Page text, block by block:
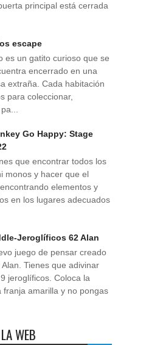
principal está cerrada
escape
es un gatito curioso que se
encerrado en una
extraña. Cada habitación
para coleccionar,
Go Happy: Stage
que encontrar todos los
monos y hacer que el
elementos y
en los lugares adecuados
Jeroglíficos 62 Alan
juego de pensar creado
Alan. Tienes que adivinar
jeroglíficos. Coloca la
franja amarilla y no pongas
WEB